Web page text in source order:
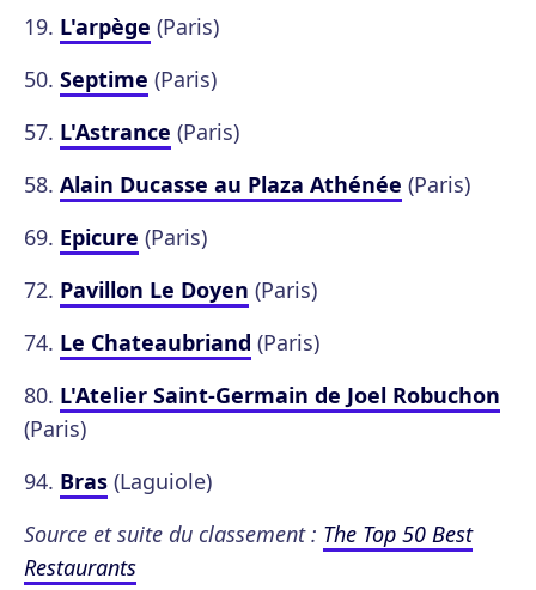
19. L'arpège (Paris)
50. Septime (Paris)
57. L'Astrance (Paris)
58. Alain Ducasse au Plaza Athénée (Paris)
69. Epicure (Paris)
72. Pavillon Le Doyen (Paris)
74. Le Chateaubriand (Paris)
80. L'Atelier Saint-Germain de Joel Robuchon
(Paris)
94. Bras (Laguiole)
Source et suite du classement : The Top 50 Best
Restaurants